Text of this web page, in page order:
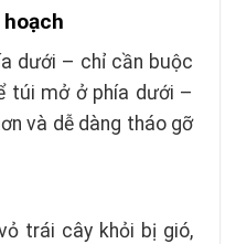
dưới – chỉ cần buộc
túi mở ở phía dưới –
và dễ dàng tháo gỡ
trái cây khỏi bị gió,